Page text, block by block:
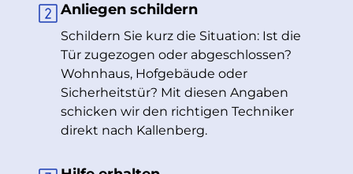
Anliegen schildern
Schildern Sie kurz die Situation: Ist die
Tür zugezogen oder abgeschlossen?
Wohnhaus, Hofgebäude oder
Sicherheitstür? Mit diesen Angaben
schicken wir den richtigen Techniker
direkt nach Kallenberg.